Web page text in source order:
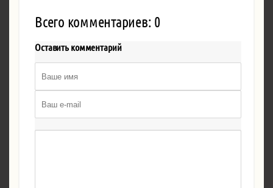
Всего комментариев: 0
Оставить комментарий